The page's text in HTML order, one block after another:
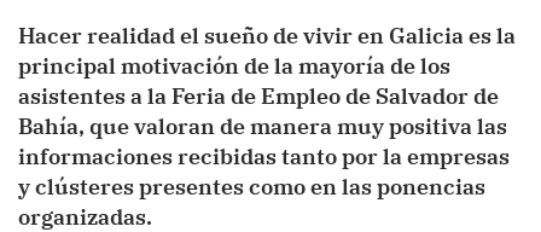
Hacer realidad el sueño de vivir en Galicia es la
principal motivación de la mayoría de los
asistentes a la Feria de Empleo de Salvador de
Bahía, que valoran de manera muy positiva las
informaciones recibidas tanto por la empresas
y clústeres presentes como en las ponencias
organizadas.